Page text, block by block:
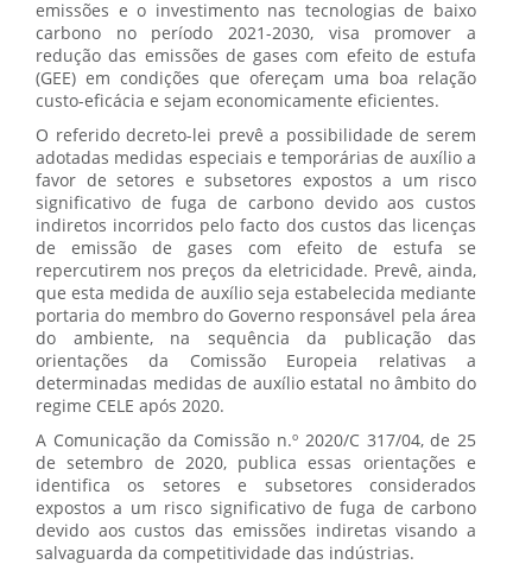
emissões e o investimento nas tecnologias de baixo
carbono no período 2021-2030, visa promover a
redução das emissões de gases com efeito de estufa
(GEE) em condições que ofereçam uma boa relação
custo-eficácia e sejam economicamente eficientes.
O referido decreto-lei prevê a possibilidade de serem
adotadas medidas especiais e temporárias de auxílio a
favor de setores e subsetores expostos a um risco
significativo de fuga de carbono devido aos custos
indiretos incorridos pelo facto dos custos das licenças
de emissão de gases com efeito de estufa se
repercutirem nos preços da eletricidade. Prevê, ainda,
que esta medida de auxílio seja estabelecida mediante
portaria do membro do Governo responsável pela área
do ambiente, na sequência da publicação das
orientações da Comissão Europeia relativas a
determinadas medidas de auxílio estatal no âmbito do
regime CELE após 2020.
A Comunicação da Comissão n.º 2020/C 317/04, de 25
de setembro de 2020, publica essas orientações e
identifica os setores e subsetores considerados
expostos a um risco significativo de fuga de carbono
devido aos custos das emissões indiretas visando a
salvaguarda da competitividade das indústrias.